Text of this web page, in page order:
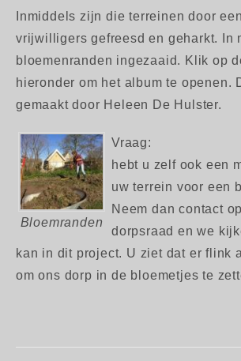
Inmiddels zijn die terreinen door
vrijwilligers gefreesd en geharkt. In
bloemenranden ingezaaid. Klik op
hieronder om het album te openen.
gemaakt door Heleen De Hulster.
Bloemranden
Vraag:
hebt u zelf ook een
uw terrein voor een
Neem dan contact
dorpsraad en we
kan in dit project. U ziet dat er flink
om ons dorp in de bloemetjes te